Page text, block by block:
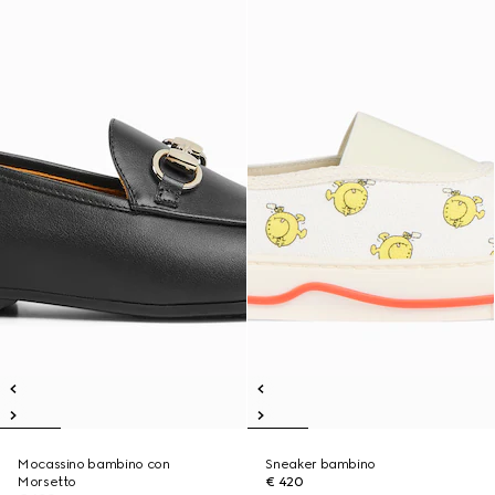
Mocassino bambino con
Morsetto
Sneaker bambino
€ 420